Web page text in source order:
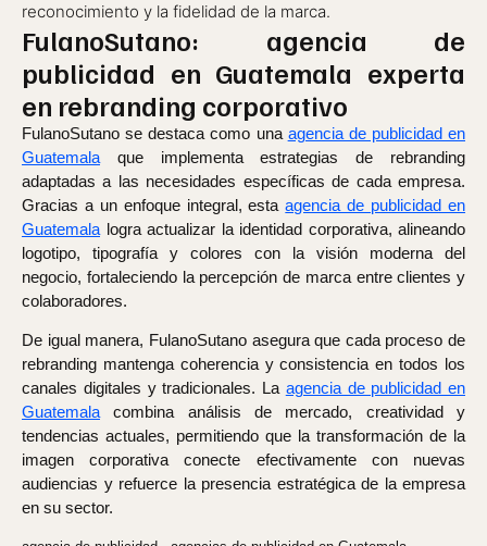
reconocimiento y la fidelidad de la marca.
FulanoSutano: agencia de
publicidad en Guatemala experta
en rebranding corporativo
FulanoSutano se destaca como una agencia de publicidad en
Guatemala que implementa estrategias de rebranding
adaptadas a las necesidades específicas de cada empresa.
Gracias a un enfoque integral, estaagencia de publicidad en
Guatemala logra actualizar la identidad corporativa, alineando
logotipo, tipografía y colores con la visión moderna del
negocio, fortaleciendo la percepción de marca entre clientes y
colaboradores.
De igual manera, FulanoSutano asegura que cada proceso de
rebranding mantenga coherencia y consistencia en todos los
canales digitales y tradicionales. La agencia de publicidad en
Guatemalacombina análisis de mercado, creatividad y
tendencias actuales, permitiendo que la transformación de la
imagen corporativa conecte efectivamente con nuevas
audiencias y refuerce la presencia estratégica de la empresa
en su sector.